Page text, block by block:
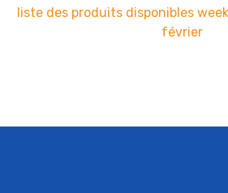
liste des produits disponibles
février